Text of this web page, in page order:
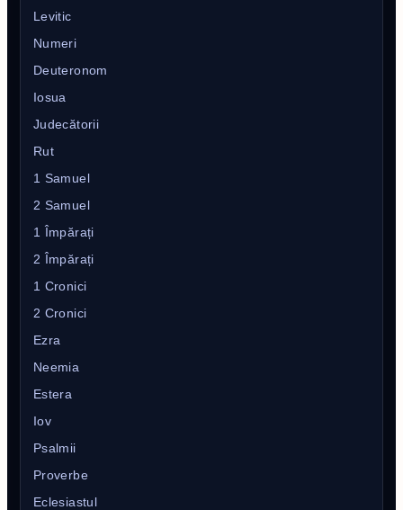
Levitic
Numeri
Deuteronom
Iosua
Judecătorii
Rut
1 Samuel
2 Samuel
1 Împărați
2 Împărați
1 Cronici
2 Cronici
Ezra
Neemia
Estera
Iov
Psalmii
Proverbe
Eclesiastul